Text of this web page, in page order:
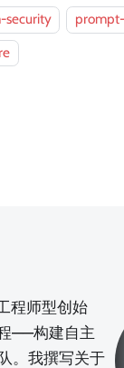
security
程师型创始
——构建自主
。我撰写关于